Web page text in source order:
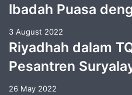
Ibadah Puasa
3 August 2022
Riyadhah dalam
Pesantren
26 May 2022